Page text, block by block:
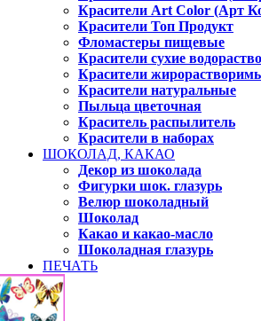
Красители Art Color (Арт
Красители Топ Продукт
Фломастеры пищевые
Красители сухие
Красители
Красители натуральные
Пыльца цветочная
Краситель распылитель
Красители в наборах
ШОКОЛАД, КАКАО
Декор из шоколада
Фигурки шок. глазурь
Велюр шоколадный
Шоколад
Какао и какао-масло
Шоколадная глазурь
ПЕЧАТЬ